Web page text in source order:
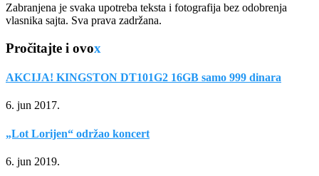
Zabranjena je svaka upotreba teksta i fotografija bez odobrenja
vlasnika sajta. Sva prava zadržana.
Pročitajte i ovox
AKCIJA! KINGSTON DT101G2 16GB samo 999 dinara
6. jun 2017.
„Lot Lorijen“ održao koncert
6. jun 2019.